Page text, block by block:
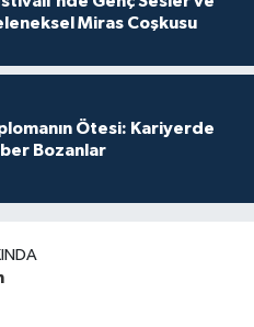
Miras Coşkusu
Ötesi: Kariyerde
Bozanlar